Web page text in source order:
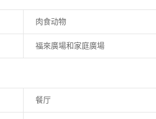
肉食动物
福來廣場和家庭廣場
餐厅